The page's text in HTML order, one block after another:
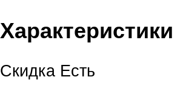
Характеристики
Скидка Есть